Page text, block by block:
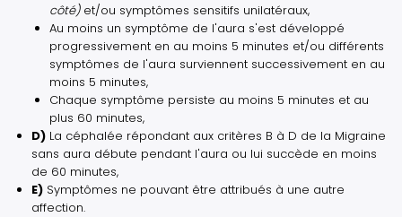
côté)et/ou symptômes sensitifs unilatéraux,
Au moins un symptôme de l'aura s'est développé
progressivement en au moins 5 minutes et/ou différents
symptômes de l'aura surviennent successivement en au
moins 5 minutes,
Chaque symptôme persiste au moins 5 minutes et au
plus 60 minutes,
D) La céphalée répondant aux critères B à D de la Migraine
sans aura débute pendant l'aura ou lui succède en moins
de 60 minutes,
E) Symptômes ne pouvant être attribués à une autre
affection.